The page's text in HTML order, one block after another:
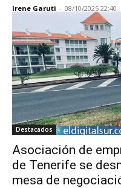
Irene Garuti - 08/10/2025 22:40
Destacados
Asociación de
de Tenerife se
mesa de